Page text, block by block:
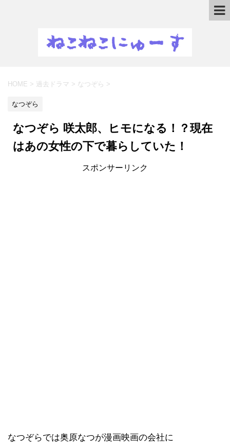
HOME > 過去ドラマ > なつぞら >
なつぞら
なつぞら 咲太郎、ヒモになる！？現在
はあの女性の下で暮らしていた！
スポンサーリンク
なつぞらでは奥原なつが漫画映画の会社に